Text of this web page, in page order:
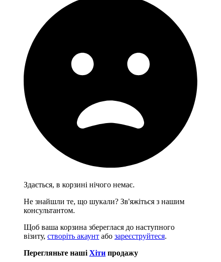
Здається, в корзині нічого немає.
Не знайшли те, що шукали? Зв'яжіться з нашим
консультантом.
Щоб ваша корзина збереглася до наступного
візиту, створіть акаунт або зареєструйтеся.
Перегляньте наші Хіти продажу